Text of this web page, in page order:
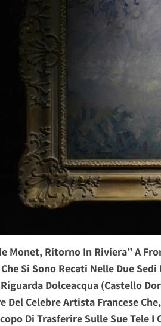
Monet, Ritorno In Riviera” A
Si Sono Recati Nelle Due
Dolceacqua (Castello
Del Celebre Artista Francese
Di Trasferire Sulle Sue Tele